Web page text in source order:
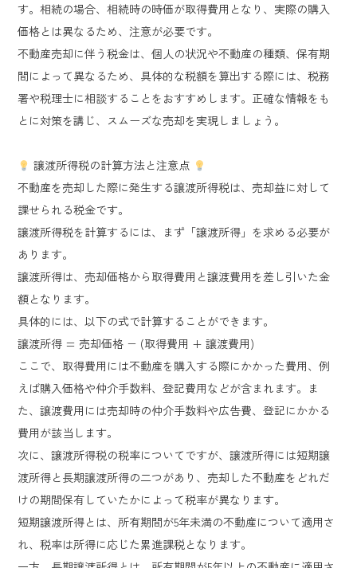
す。相続の場合、相続時の時価が取得費用となり、実際の購入
価格とは異なるため、注意が必要です。
不動産売却に伴う税金は、個人の状況や不動産の種類、保有期
間によって異なるため、具体的な税額を算出する際には、税務
署や税理士に相談することをおすすめします。正確な情報をも
とに対策を講じ、スムーズな売却を実現しましょう。
譲渡所得税の計算方法と注意点
不動産を売却した際に発生する譲渡所得税は、売却益に対して
課せられる税金です。
譲渡所得税を計算するには、まず「譲渡所得」を求める必要が
あります。
譲渡所得は、売却価格から取得費用と譲渡費用を差し引いた金
額となります。
具体的には、以下の式で計算することができます。
譲渡所得 = 売却価格 − (取得費用 + 譲渡費用)
ここで、取得費用には不動産を購入する際にかかった費用、例
えば購入価格や仲介手数料、登記費用などが含まれます。ま
た、譲渡費用には売却時の仲介手数料や広告費、登記にかかる
費用が該当します。
次に、譲渡所得税の税率についてですが、譲渡所得には短期譲
渡所得と長期譲渡所得の二つがあり、売却した不動産をどれだ
けの期間保有していたかによって税率が異なります。
短期譲渡所得とは、所有期間が5年未満の不動産について適用さ
れ、税率は所得に応じた累進課税となります。